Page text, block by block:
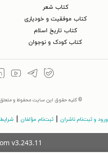
کتاب شعر
کتاب موفقیت و خودیاری
کتاب تاریخ اسلام
کتاب کودک و نوجوان
© کلیه حقوق این سایت محفوظ و
ورود و ثبت‌نام ناشران | ثبت‌نام مؤلفان |
v3.243.11